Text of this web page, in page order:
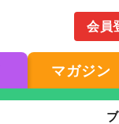
会員
マガジン